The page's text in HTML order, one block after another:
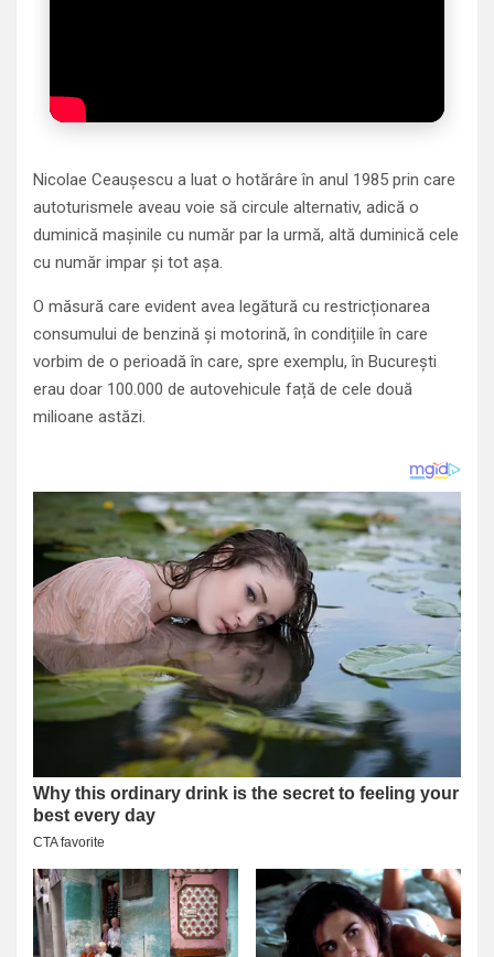
Nicolae Ceaușescu a luat o hotărâre în anul 1985 prin care
autoturismele aveau voie să circule alternativ, adică o
duminică mașinile cu număr par la urmă, altă duminică cele
cu număr impar și tot așa.
O măsură care evident avea legătură cu restricționarea
consumului de benzină și motorină, în condițiile în care
vorbim de o perioadă în care, spre exemplu, în București
erau doar 100.000 de autovehicule față de cele două
milioane astăzi.